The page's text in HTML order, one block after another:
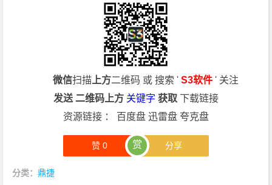
微信扫描上方二维码 或 搜索 'S3软件' 关注
发送 二维码上方 关键字 获取 下载链接
资源链接 ： 百度盘 迅雷盘 夸克盘
赞0 赏 分享
分类：鼎捷